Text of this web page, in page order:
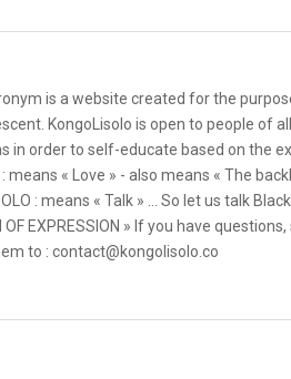
is a website created for the
KongoLisolo is open to people of
in order to self-educate based on the
: means « Love » - also means « The
: means « Talk » ... So let us talk
OF EXPRESSION » If you have
to : contact@kongolisolo.co